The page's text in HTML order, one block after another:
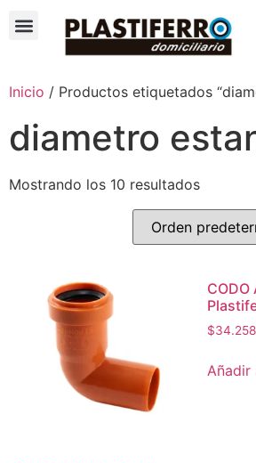
Inicio / Productos etiquetados
diametro
Mostrando los 10 resultados
CODO
$
Añadir